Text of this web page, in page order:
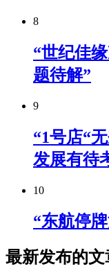
8
“世纪佳
题待解”
9
“1号店“
发展有待
10
“东航停
最新发布的文